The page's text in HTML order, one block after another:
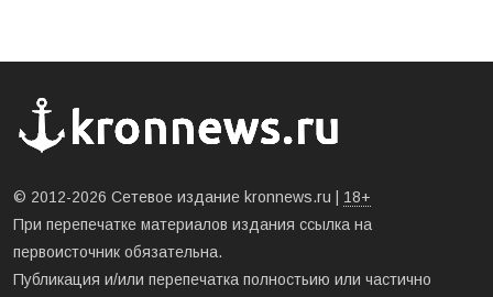
© 2012-2026 Сетевое издание kronnews.ru | 18+
При перепечатке материалов издания ссылка на
первоисточник обязательна.
Публикация и/или перепечатка полностьию или частично